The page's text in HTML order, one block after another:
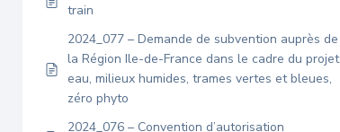
train
2024_077 – Demande de subvention auprès de
la Région Ile-de-France dans le cadre du projet
eau, milieux humides, trames vertes et bleues,
zéro phyto
2024_076 – Convention d’autorisation